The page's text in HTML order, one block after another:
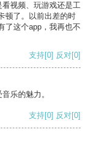
视频、玩游戏还是工
顿了。以前出差的时
了这个app，我再也不
支持[0] 反对[0]
乐的魅力。
支持[0] 反对[0]